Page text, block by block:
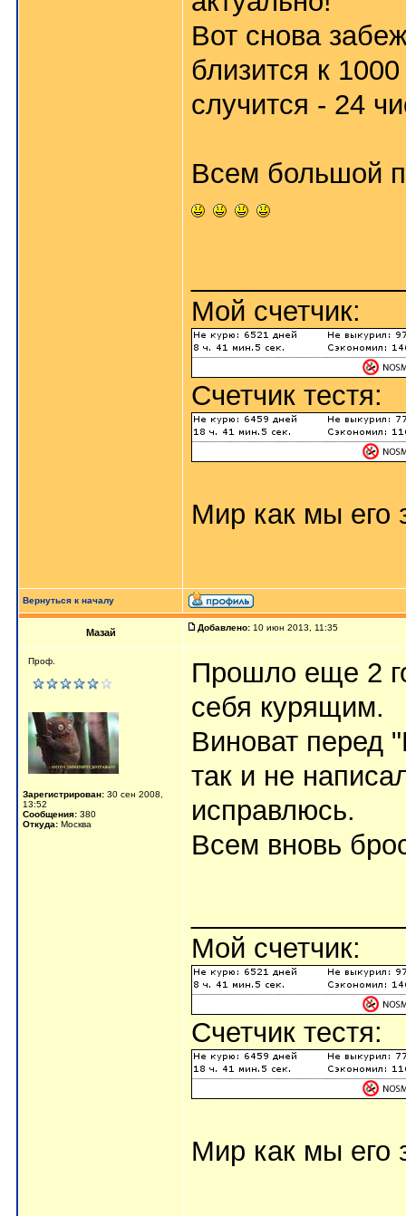
Вот снова
близится к
случится - 24
Всем большой
Мой счетчик:
Счетчик тестя:
Мир как мы его
Вернуться к началу
Мазай Добавлено: 10 июн 2013, 11:35
Проф.
Зарегистрирован: 30 сен 2008,
13:52
Сообщения: 380
Откуда: Москва
Прошло еще 2
себя курящим.
Виноват
так и не
исправлюсь.
Всем вновь
Мой счетчик:
Счетчик тестя:
Мир как мы его